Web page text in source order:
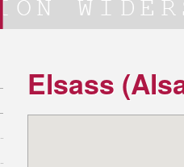
Elsass